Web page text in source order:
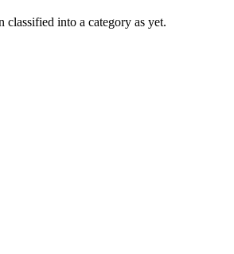
classified into a category as yet.